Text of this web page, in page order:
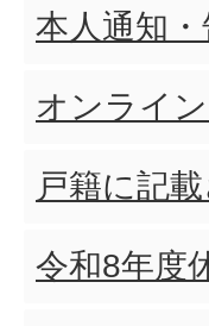
本人通知
オンライ
戸籍に記
令和8年度